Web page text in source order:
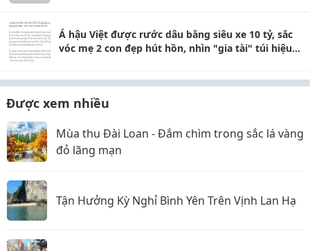
Á hậu Việt được rước dâu bằng siêu xe 10 tỷ, sắc
vóc mẹ 2 con đẹp hút hồn, nhìn "gia tài" túi hiệu
Được xem nhiều
Mùa thu Đài Loan - Đắm chìm trong sắc lá vàng
đỏ lãng mạn
Tận Hưởng Kỳ Nghỉ Bình Yên Trên Vịnh Lan Hạ